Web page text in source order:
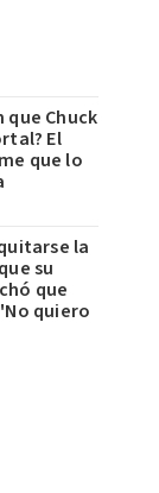
que Chuck
El
que lo
la
su
que
quiero